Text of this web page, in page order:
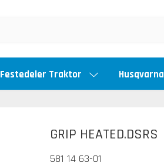
Festedeler Traktor Husqvarna
GRIP HEATED.DSRS
581 14 63-01